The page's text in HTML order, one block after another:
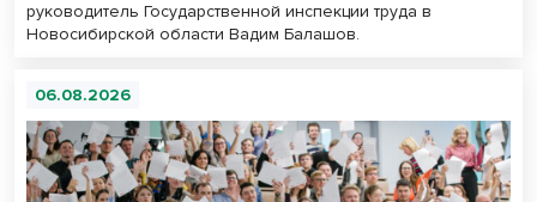
руководитель Государственной инспекции труда в
Новосибирской области Вадим Балашов.
06.08.2026